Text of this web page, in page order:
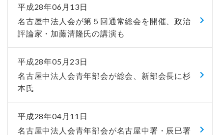
平成28年06月13日
名古屋中法人会が第５回通常総会を開催、政治
評論家・加藤清隆氏の講演も
平成28年05月23日
名古屋中法人会青年部会が総会、新部会長に杉
本氏
平成28年04月11日
名古屋中法人会青年部会が名古屋中署・辰巳署